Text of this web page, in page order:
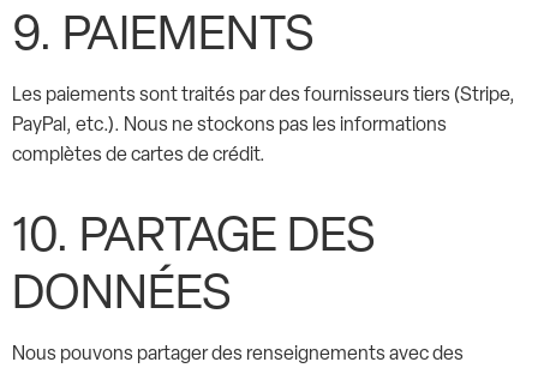
9. PAIEMENTS
Les paiements sont traités par des fournisseurs tiers (Stripe,
PayPal, etc.). Nous ne stockons pas les informations
complètes de cartes de crédit.
10. PARTAGE DES
DONNÉES
Nous pouvons partager des renseignements avec des